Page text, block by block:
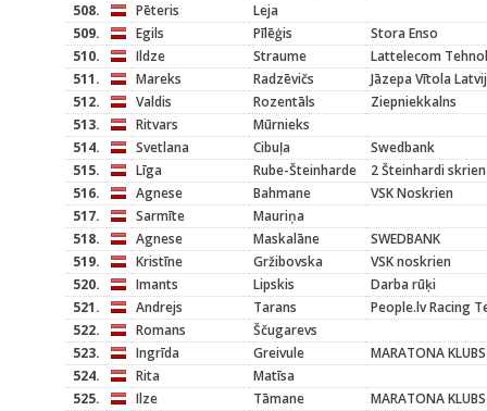
508.
Pēteris
Leja
509.
Egils Pīlēģis
Stora Enso
510.
Ildze Straume
Lattelecom
511.
Mareks Radzēvičs
Jāzepa Vītola
512.
Valdis Rozentāls
Ziepniekkalns
513.
Ritvars
Mūrnieks
514.
Svetlana Cibuļa
Swedbank
515.
Līga Rube-Šteinharde
2 Šteinhardi skrien
516.
Agnese Bahmane
VSK Noskrien
517.
Sarmīte
Mauriņa
518.
Agnese Maskalāne
SWEDBANK
519.
Kristīne Gržibovska
VSK noskrien
520.
Imants Lipskis
Darba rūķi
521.
Andrejs Tarans
People.lv Racing
522.
Romans
Ščugarevs
523.
Ingrīda Greivule
MARATONA KLUBS
524.
Rita
Matīsa
525.
Ilze Tāmane
MARATONA KLUBS